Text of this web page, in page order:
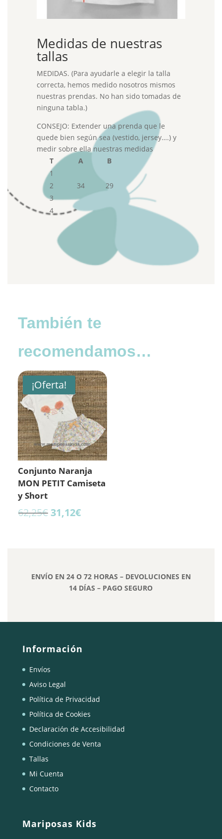
Medidas de nuestras
tallas
MEDIDAS. (Para ayudarle a elegir la talla
correcta, hemos medido nosotros mismos
nuestras prendas. No han sido tomadas de
ninguna tabla.)
CONSEJO: Extender una prenda que le
quede bien según sea (vestido, jersey….) y
medir sobre ella nuestras medidas
T
A
B
1
2
34
29
3
4
También te
recomendamos…
¡Oferta!
Conjunto Naranja
MON PETIT Camiseta
y Short
62,25€ El
31,12€El
ENVÍO EN 24 O 72 HORAS – DEVOLUCIONES EN
14 DÍAS – PAGO SEGURO
Información
Envíos
Aviso Legal
Política de Privacidad
Política de Cookies
Declaración de Accesibilidad
Condiciones de Venta
Tallas
Mi Cuenta
Contacto
Mariposas Kids